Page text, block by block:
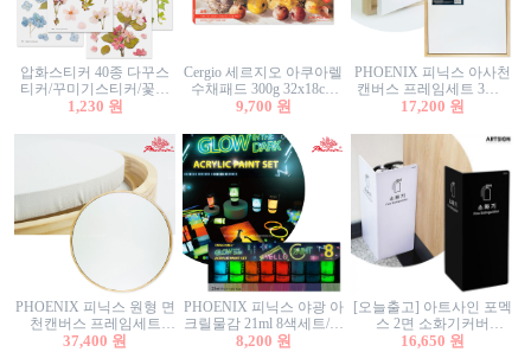
압화스티커 40종 다꾸스
티커/꾸미기스티커/꽃스
티커/압화꽃책갈피/팬시
1,230 원
Cergio 세르지오 아쿠아렐
수채패드 300g 32x18cm
12매 1면제본
9,700 원
PHOENIX 피닉스 아사천
캔버스 프레임세트 3호F
27.3x22cm 캔버스와 올림
17,200 원
PHOENIX 피닉스 원형 면
천캔버스 프레임세트
40cm/원형캔버스/플로팅
37,400 원
PHOENIX 피닉스 야광 아
크릴물감 21ml 8색세트/야
광물감
8,200 원
[오늘출고] 아트사인 포멕
스 2면 소화기커버
1470/1471/소화기커버/소
16,650 원